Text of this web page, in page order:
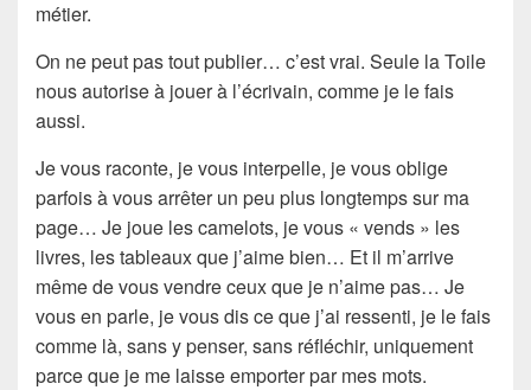
métier.
On ne peut pas tout publier… c’est vrai. Seule la Toile
nous autorise à jouer à l’écrivain, comme je le fais
aussi.
Je vous raconte, je vous interpelle, je vous oblige
parfois à vous arrêter un peu plus longtemps sur ma
page… Je joue lescamelots, je vous « vends » les
livres, les tableaux que j’aime bien… Et il m’arrive
même de vous vendre ceux que je n’aime pas… Je
vous en parle, je vous dis ce que j’ai ressenti, je le fais
comme là, sans y penser, sans réfléchir, uniquement
parce que je me laisse emporter par mes mots.